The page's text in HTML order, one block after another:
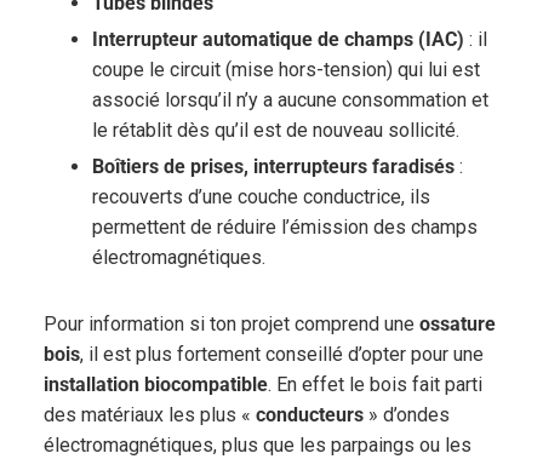
Interrupteur automatique de champs (IAC) : il
coupe le circuit (mise hors-tension) qui lui est
associé lorsqu’il n’y a aucune consommation et
le rétablit dès qu’il est de nouveau sollicité.
Boîtiers de prises, interrupteurs faradisés:
recouverts d’une couche conductrice, ils
permettent de réduire l’émission des champs
électromagnétiques.
Pour information si ton projet comprend une ossature
bois, il est plus fortement conseillé d’opter pour une
installation biocompatible. En effet le bois fait parti
des matériaux les plus « conducteurs» d’ondes
électromagnétiques, plus que les parpaings ou les